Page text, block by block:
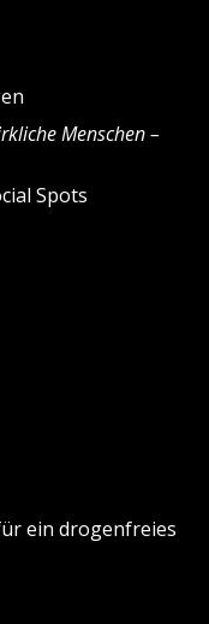
Menschen –
Spots
ein drogenfreies